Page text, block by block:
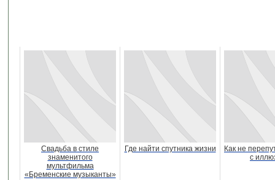
Свадьба в стиле
знаменитого
мультфильма
«Бременские музыканты»
Где найти спутника жизни
Как не
с